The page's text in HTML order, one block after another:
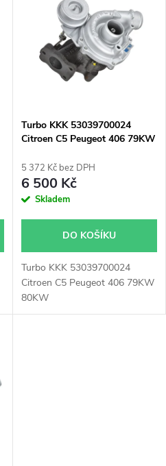
Turbo KKK 53039700024
Citroen C5 Peugeot 406 79KW
5 372 Kč bez DPH
6 500 Kč
Skladem
DO KOŠÍKU
Turbo KKK 53039700024
Citroen C5 Peugeot 406 79KW
80KW